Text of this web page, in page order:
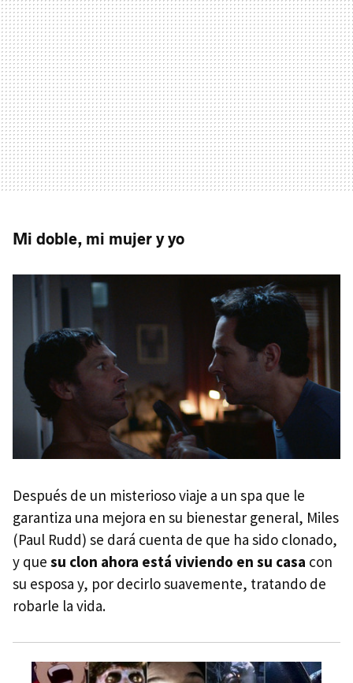
Mi doble, mi mujer y yo
Después de un misterioso viaje a un spa que le
garantiza una mejora en su bienestar general, Miles
(Paul Rudd) se dará cuenta de que ha sido clonado,
y que su clon ahora está viviendo en su casa con
su esposa y, por decirlo suavemente, tratando de
robarle la vida.